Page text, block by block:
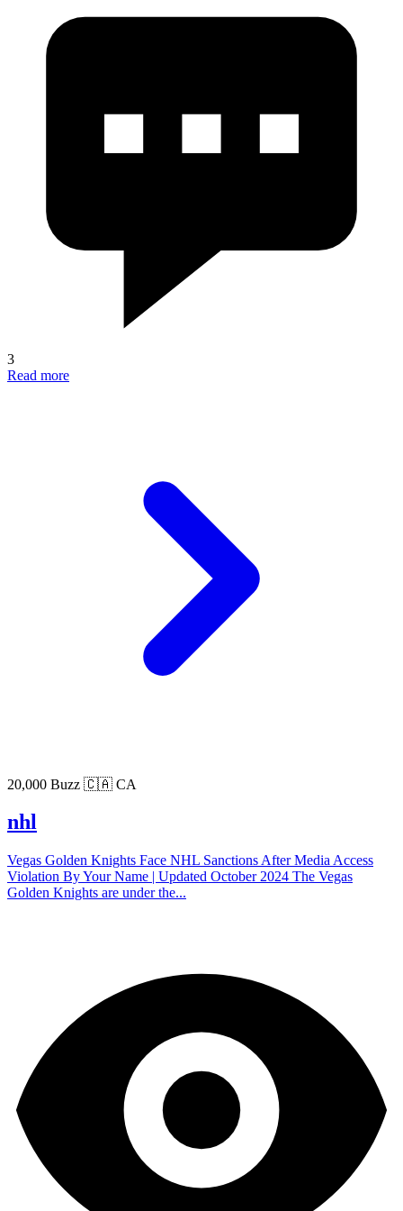
3
Read more
20,000 Buzz 🇨🇦 CA
nhl
Vegas Golden Knights Face NHL Sanctions After Media Access
Violation By Your Name | Updated October 2024 The Vegas
Golden Knights are under the...